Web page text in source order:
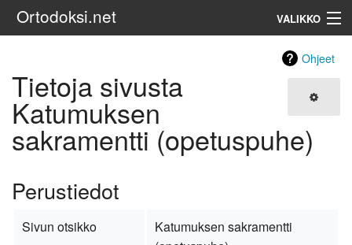
Ortodoksi.net VALIKKO
Haku
Ohjeet
Tietoja sivusta
Katumuksen
sakramentti (opetuspuhe)
Perustiedot
Sivun otsikko
Katumuksen sakramentti